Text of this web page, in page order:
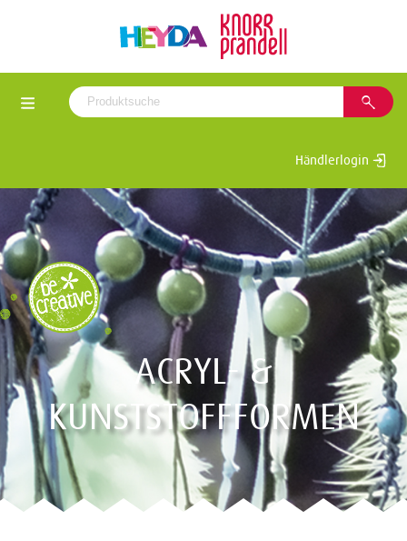
Händlerlogin
ACRYL- &
KUNSTSTOFFFORMEN